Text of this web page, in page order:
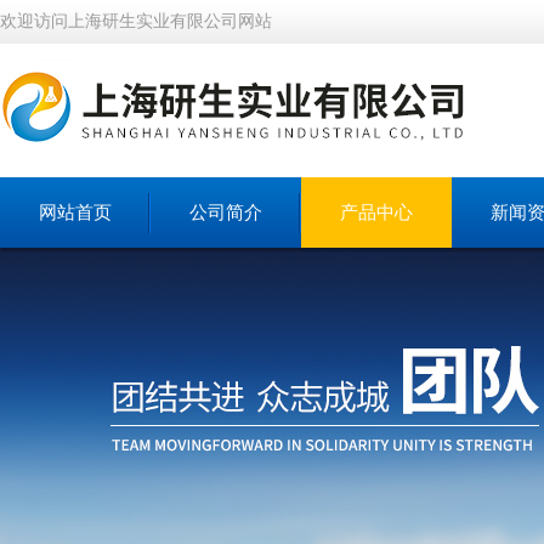
欢迎访问上海研生实业有限公司网站
网站首页 公司简介 产品中心 新闻